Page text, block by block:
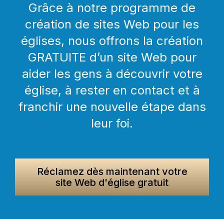
Grâce à notre programme de
création de sites Web pour les
églises, nous offrons la création
GRATUITE d’un site Web pour
aider les gens à découvrir votre
église, à rester en contact et à
franchir une nouvelle étape dans
leur foi.
Réclamez dès maintenant votre
site Web d'église gratuit